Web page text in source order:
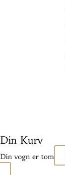
Din Kurv
Din vogn er tom